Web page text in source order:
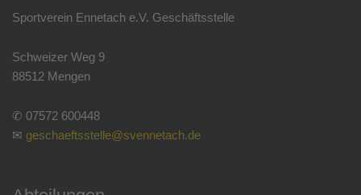
Sportverein Ennetach e.V. Geschäftsstelle
Schweizer Weg 9
88512 Mengen
✆ 07572 600448
✉ geschaeftsstelle@svennetach.de